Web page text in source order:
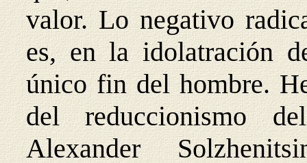
valor. Lo negativo
es, en la idolatración
único fin del hombre.
del reduccionismo
Alexander